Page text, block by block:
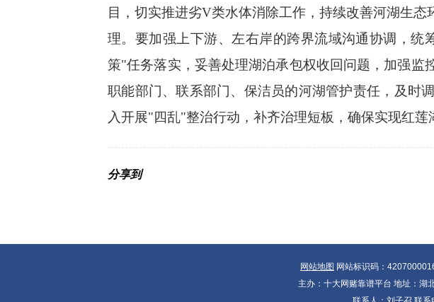
目，切实推进劣V类水体消除工作， 持续改善河湖生态
理。要加强上下游、左右岸的跨界流域沟通协调，
策"任务落实，妥善处理湖泊承包权收回问题，加强监
职能部门、联系部门、保洁员的河湖管护责任，及时
入开展"四乱"整治行动，补齐治理短板，确保实现红莲
分享到
网站地图 网站标识码：
主办：十大网赌靠谱平台 地址：湖